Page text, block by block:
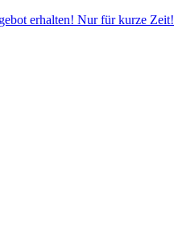
erhalten! Nur für kurze Zeit!